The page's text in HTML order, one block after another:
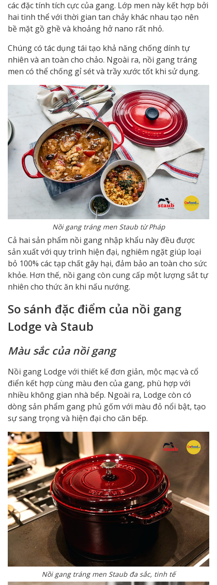
các đặc tính tích cực của gang. Lớp men này kết hợp bởi
hai tinh thể với thời gian tan chảy khác nhau tạo nên
bề mặt gồ ghề và khoảng hở nano rất nhỏ.
Chúng có tác dụng tái tạo khả năng chống dính tự
nhiên và an toàn cho chảo. Ngoài ra, nồi gang tráng
men có thể chống gỉ sét và trầy xước tốt khi sử dụng.
Nồi gang tráng men Staub từ Pháp
Cả hai sản phẩm nồi gang nhập khẩu này đều được
sản xuất với quy trình hiện đại, nghiêm ngặt giúp loại
bỏ 100% các tạp chất gây hại, đảm bảo an toàn cho sức
khỏe. Hơn thế, nồi gang còn cung cấp một lượng sắt tự
nhiên cho thức ăn khi nấu nướng.
So sánh đặc điểm của nồi gang
Lodge và Staub
Màu sắc của nồi gang
Nồi gang Lodge với thiết kế đơn giản, mộc mạc và cổ
điển kết hợp cùng màu đen của gang, phù hợp với
nhiều không gian nhà bếp. Ngoài ra, Lodge còn có
dòng sản phẩm gang phủ gốm với màu đỏ nổi bật, tạo
sự sang trọng và hiện đại cho căn bếp.
Nồi gang tráng men Staub đa sắc, tinh tế